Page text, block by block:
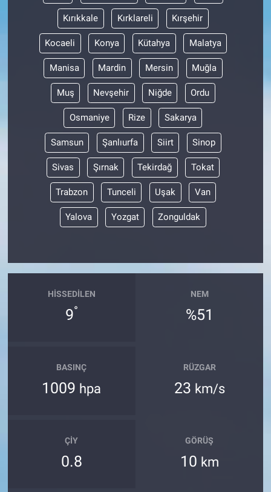
Kırıkkale Kırklareli Kırşehir
Kocaeli Konya Kütahya Malatya
Manisa Mardin Mersin Muğla
Muş Nevşehir Niğde Ordu
Osmaniye Rize Sakarya
Samsun Şanlıurfa Siirt Sinop
Sivas Şırnak Tekirdağ Tokat
Trabzon Tunceli Uşak Van
Yalova Yozgat Zonguldak
HISSEDILEN
9°
NEM
%51
BASINÇ
1009 hpa
RÜZGAR
23 km/s
ÇIY
0.8
GÖRÜŞ
10 km